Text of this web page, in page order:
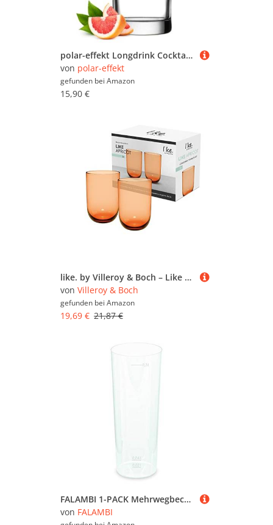
polar-effekt Longdrink Cocktailglas 485 ml mit Gravur - Trinkglas mit Wunschtext - das Geburtstagsgeschenk - spülmaschinenfestes Glas für Drinks, Aperitif und Wasser
von polar-effekt
gefunden bei Amazon
15,90 €
like. by Villeroy & Boch – Like Glass Longdrink-Glas Orange, Trinkgeschirr, Gläser, Longdrinkgläser, Glas
von Villeroy & Boch
gefunden bei Amazon
19,69 € 21,87 €
FALAMBI 1-PACK Mehrwegbecher Longdrink Trinkbecher Pfandbecher unzerbrechlich transparent PP Eichstrich 0,30 l Ø 5,9 cm, 50 Stück
von FALAMBI